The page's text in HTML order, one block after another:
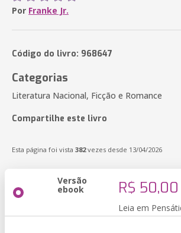
Por Franke Jr.
Código do livro: 968647
Categorias
Literatura Nacional, Ficção e Romance
Compartilhe este livro
Esta página foi vista 382vezes desde 13/04/2026
Versão
ebook R$ 50,00
Leia em